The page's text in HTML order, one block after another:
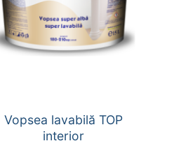
Vopsea lavabilă TOP
interior